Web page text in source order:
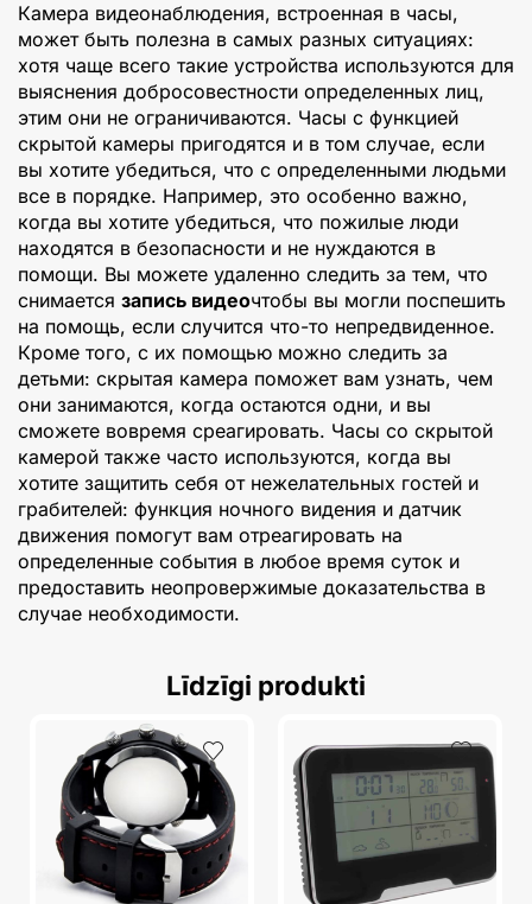
Камера видеонаблюдения, встроенная в часы,
может быть полезна в самых разных ситуациях:
хотя чаще всего такие устройства используются для
выяснения добросовестности определенных лиц,
этим они не ограничиваются. Часы с функцией
скрытой камеры пригодятся и в том случае, если
вы хотите убедиться, что с определенными людьми
все в порядке. Например, это особенно важно,
когда вы хотите убедиться, что пожилые люди
находятся в безопасности и не нуждаются в
помощи. Вы можете удаленно следить за тем, что
снимается запись видеочтобы вы могли поспешить
на помощь, если случится что-то непредвиденное.
Кроме того, с их помощью можно следить за
детьми: скрытая камера поможет вам узнать, чем
они занимаются, когда остаются одни, и вы
сможете вовремя среагировать. Часы со скрытой
камерой также часто используются, когда вы
хотите защитить себя от нежелательных гостей и
грабителей: функция ночного видения и датчик
движения помогут вам отреагировать на
определенные события в любое время суток и
предоставить неопровержимые доказательства в
случае необходимости.
Līdzīgi produkti